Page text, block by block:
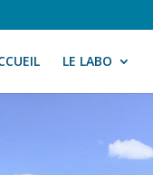
LE LABO